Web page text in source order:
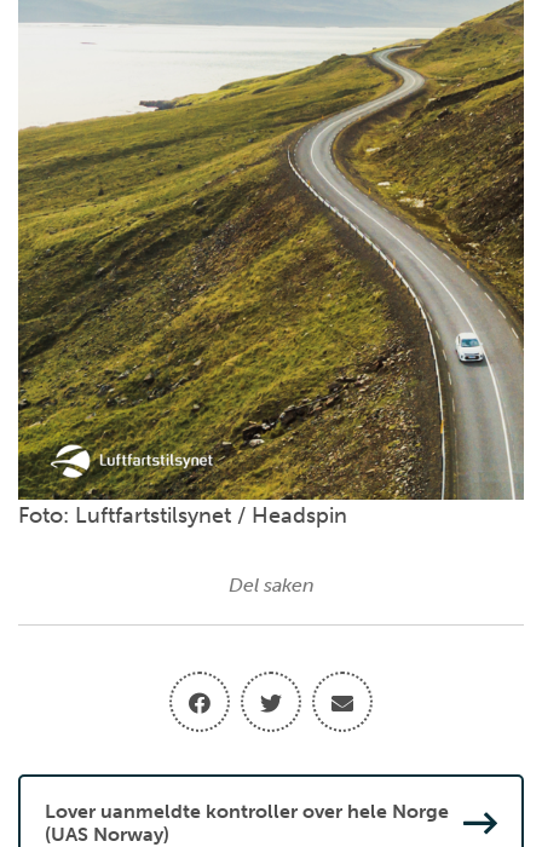
Foto: Luftfartstilsynet / Headspin
Del saken
Lover uanmeldte kontroller over hele Norge
(UAS Norway)